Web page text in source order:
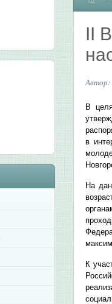
II
Автор:
В
в
На
К